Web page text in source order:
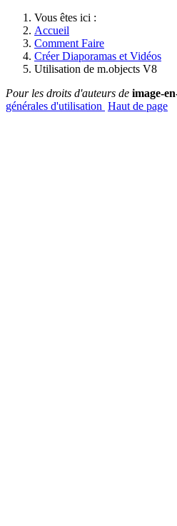
Vous êtes ici :
Accueil
Comment Faire
Créer Diaporamas et Vidéos
Utilisation de m.objects V8
Pour les droits d'auteurs de image-
générales d'utilisation Haut de page